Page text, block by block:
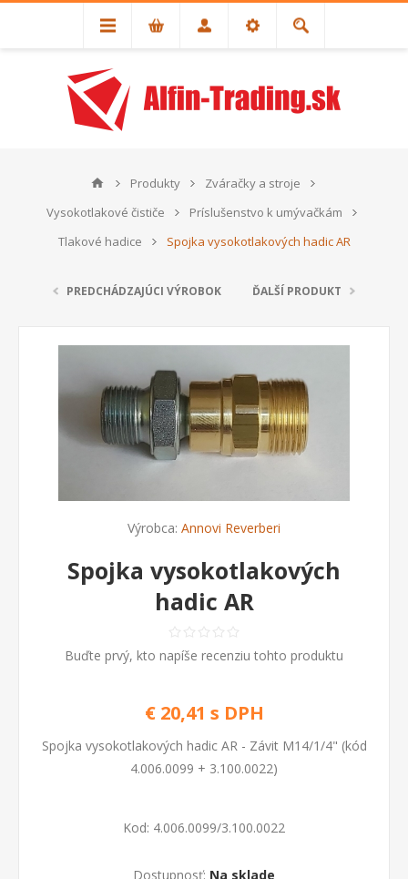
Produkty
Zváračky a stroje
Vysokotlakové čističe
Príslušenstvo k umývačkám
Tlakové hadice
Spojka vysokotlakových hadic AR
PREDCHÁDZAJÚCI VÝROBOK ĎALŠÍ PRODUKT
Výrobca: Annovi Reverberi
Spojka vysokotlakových
hadic AR
Buďte prvý, kto napíše recenziu tohto produktu
€ 20,41 s DPH
Spojka vysokotlakových hadic AR - Závit M14/1/4" (kód
4.006.0099 + 3.100.0022)
Kod: 4.006.0099/3.100.0022
Dostupnosť: Na sklade